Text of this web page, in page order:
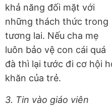
khả năng đối mặt với
những thách thức trong
tương lai. Nếu cha mẹ
luôn bảo vệ con cái quá
đà thì lại tước đi cơ hội
khăn của trẻ.
3. Tin vào giáo viên